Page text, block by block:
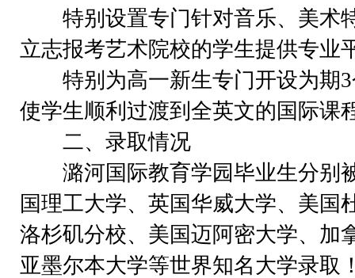
特别设置专门针对音乐、美术
立志报考艺术院校的学生提供专业
特别为高一新生专门开设为期3
使学生顺利过渡到全英文的国际课
二、录取情况
潞河国际教育学园毕业生分别
国理工大学、英国华威大学、美国
洛杉矶分校、美国迈阿密大学、加
亚墨尔本大学等世界知名大学录取